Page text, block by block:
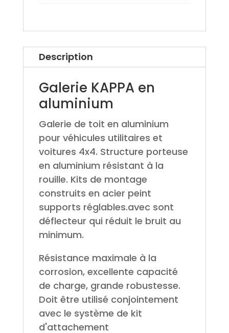
Description
Galerie KAPPA en
aluminium
Galerie de toit en aluminium
pour véhicules utilitaires et
voitures 4x4. Structure porteuse
en aluminium résistant à la
rouille. Kits de montage
construits en acier peint
supports réglables.avec sont
déflecteur qui réduit le bruit au
minimum.
Résistance maximale à la
corrosion, excellente capacité
de charge, grande robustesse.
Doit être utilisé conjointement
avec le système de kit
d'attachement